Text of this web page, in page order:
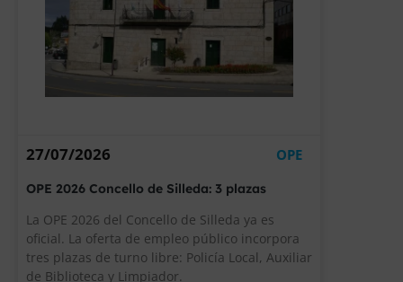
OPE
OPE 2026 Concello de Silleda: 3 plazas
La OPE 2026 del Concello de Silleda ya es
oficial. La oferta de empleo público incorpora
tres plazas de turno libre: Policía Local, Auxiliar
de Biblioteca y Limpiador.
27/07/2026